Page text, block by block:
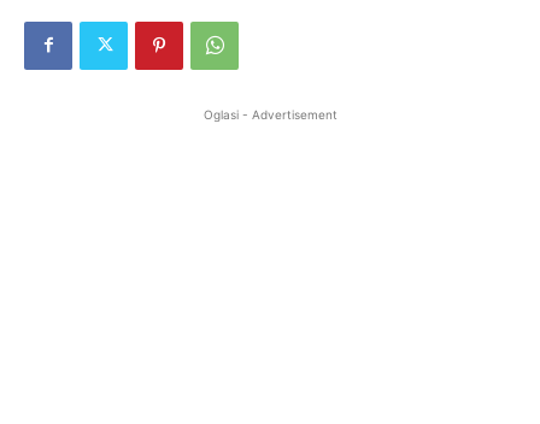
Oglasi - Advertisement